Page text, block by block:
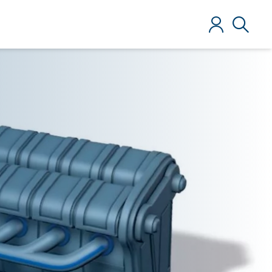
Anmelden
Suche